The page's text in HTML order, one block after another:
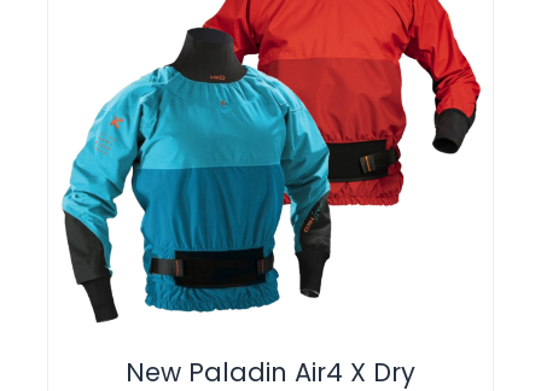
New Paladin Air4 X Dry